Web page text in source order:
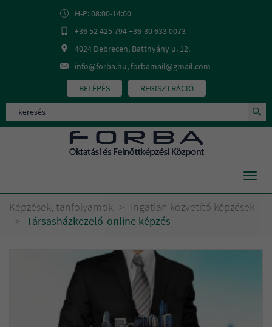
H-P: 08:00-14:00
+36 52 425 794 +36-30 633 0073
4024 Debrecen, Batthyány u. 12.
info@forba.hu, forbamail@gmail.com
BELÉPÉS
REGISZTRÁCIÓ
Képzések, tanfolyamok > Ingatlan közvetítő képzések
> Társasházkezelő-online képzés